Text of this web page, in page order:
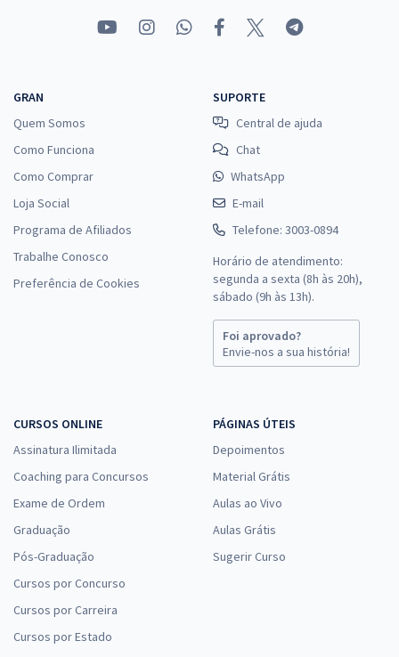
GRAN
Quem Somos
Como Funciona
Como Comprar
Loja Social
Programa de Afiliados
Trabalhe Conosco
Preferência de Cookies
SUPORTE
Central de ajuda
Chat
WhatsApp
E-mail
Telefone: 3003-0894
Horário de atendimento:
segunda a sexta (8h às 20h),
sábado (9h às 13h).
Foi aprovado?
Envie-nos a sua história!
CURSOS ONLINE
Assinatura Ilimitada
Coaching para Concursos
Exame de Ordem
Graduação
Pós-Graduação
Cursos por Concurso
Cursos por Carreira
Cursos por Estado
PÁGINAS ÚTEIS
Depoimentos
Material Grátis
Aulas ao Vivo
Aulas Grátis
Sugerir Curso